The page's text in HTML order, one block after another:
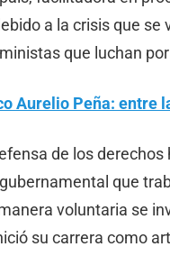
a la crisis que se
que luchan
Aurelio Peña: entre
de los
que
voluntaria se
su carrera como